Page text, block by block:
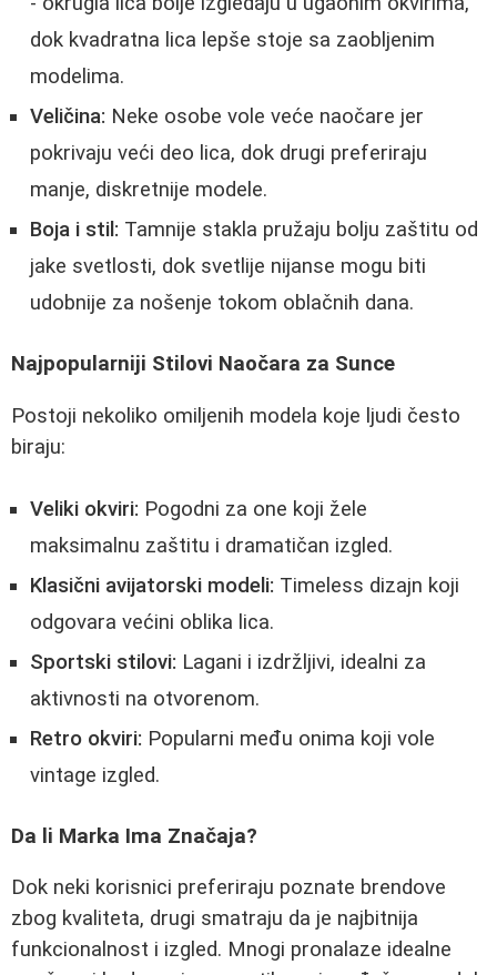
dok kvadratna lica lepše stoje sa zaobljenim
modelima.
Veličina: Neke osobe vole veće naočare jer
pokrivaju veći deo lica, dok drugi preferiraju
manje, diskretnije modele.
Boja i stil: Tamnije stakla pružaju bolju zaštitu od
jake svetlosti, dok svetlije nijanse mogu biti
udobnije za nošenje tokom oblačnih dana.
Najpopularniji Stilovi Naočara za Sunce
Postoji nekoliko omiljenih modela koje ljudi često
biraju:
Veliki okviri: Pogodni za one koji žele
maksimalnu zaštitu i dramatičan izgled.
Klasični avijatorski modeli: Timeless dizajn koji
odgovara većini oblika lica.
Sportski stilovi: Lagani i izdržljivi, idealni za
aktivnosti na otvorenom.
Retro okviri: Popularni među onima koji vole
vintage izgled.
Da li Marka Ima Značaja?
Dok neki korisnici preferiraju poznate brendove
zbog kvaliteta, drugi smatraju da je najbitnija
funkcionalnost i izgled. Mnogi pronalaze idealne